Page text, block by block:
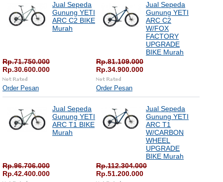
Jual Sepeda
Gunung YETI
ARC C2 BIKE
Murah
Rp.71.750.000
Rp.30.600.000
Order Pesan
Jual Sepeda
Gunung YETI
ARC C2
W/FOX
FACTORY
UPGRADE
BIKE Murah
Rp.81.109.000
Rp.34.900.000
Order Pesan
Jual Sepeda
Gunung YETI
ARC T1 BIKE
Murah
Rp.96.706.000
Rp.42.400.000
Jual Sepeda
Gunung YETI
ARC T1
W/CARBON
WHEEL
UPGRADE
BIKE Murah
Rp.112.304.000
Rp.51.200.000